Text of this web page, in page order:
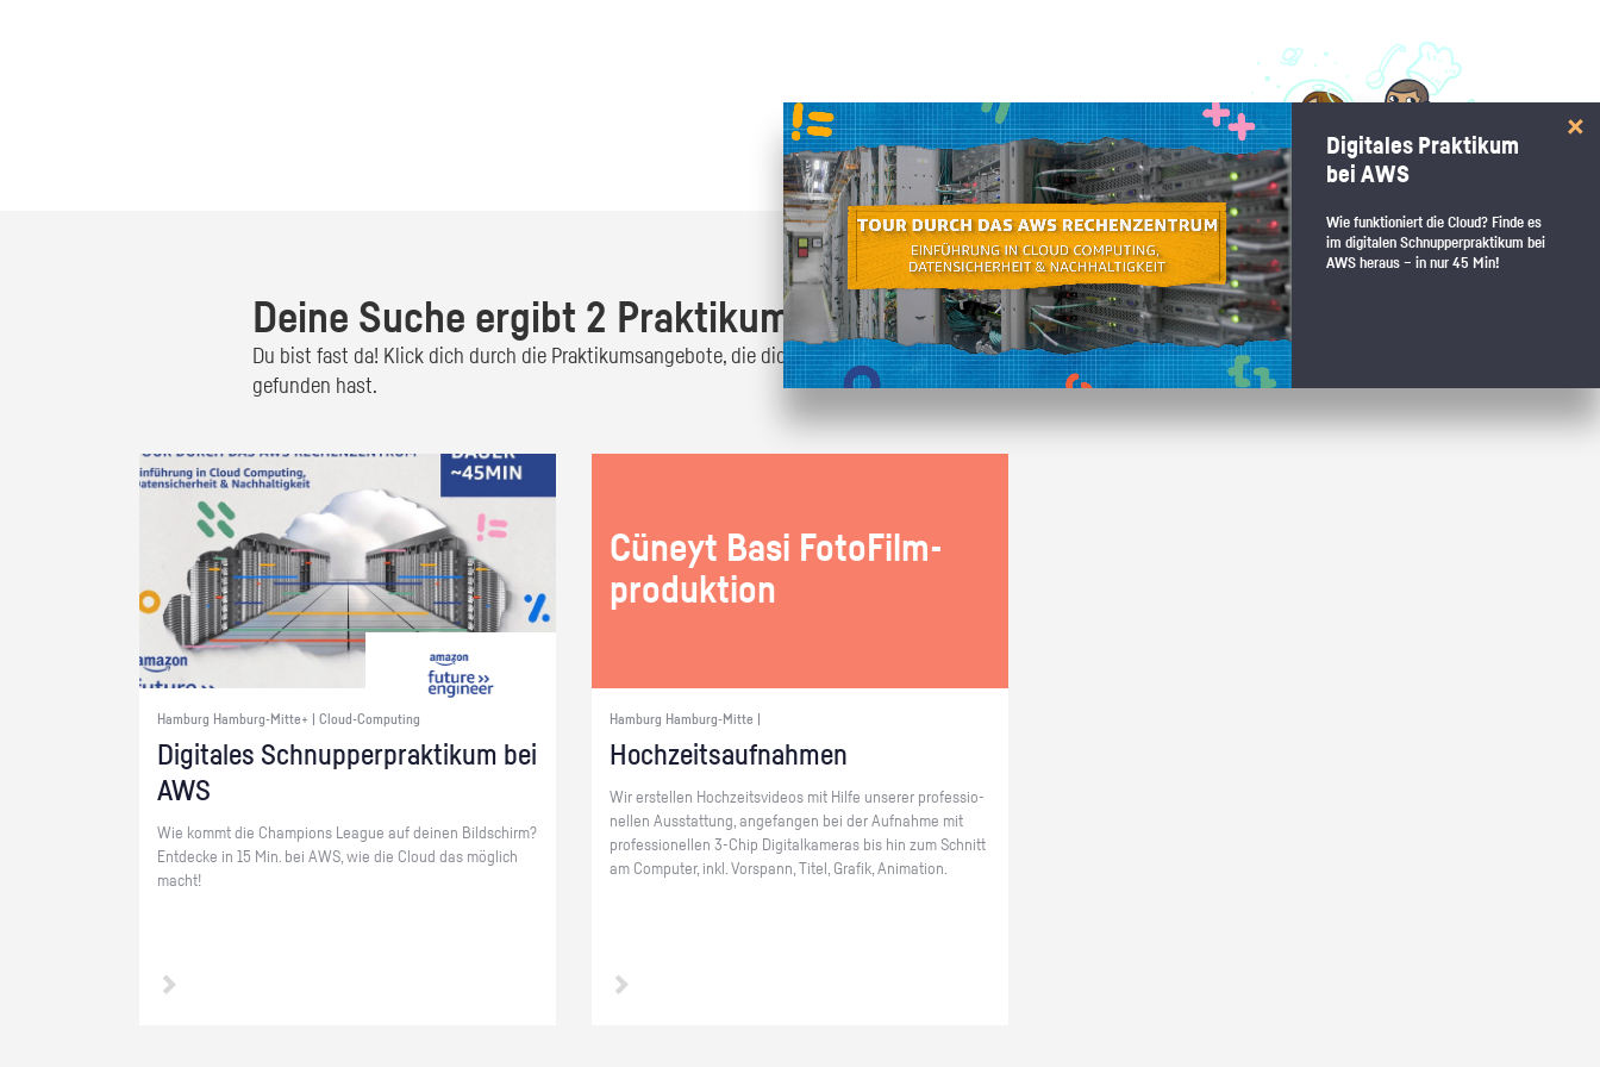
Oder finde heraus was dich interessiert:
zum Stärkentest.
Deine Suche ergibt 2 Praktikumsangebote!
Du bist fast da! Klick dich durch die Praktikumsangebote, die dich interessieren und bewirb dich wenn du den passenden Platz
gefunden hast.
Hamburg Hamburg-Mitte+ | Cloud-Computing
Di­gi­ta­les Schnup­per­prak­ti­kum bei
AWS
Wie kommt die Cham­pi­ons Le­ague auf dei­nen Bild­schirm?
Ent­de­cke in 15 Min. bei AWS, wie die Cloud das mög­lich
macht!
Cü­neyt Basi Fo­to­Film­
pro­duk­ti­on
Hamburg Hamburg-Mitte |
Hoch­zeits­auf­nah­men
Wir er­stel­len Hoch­zeits­vi­de­os mit Hilfe un­se­rer pro­fes­sio­
nel­len Aus­stat­tung, an­ge­fan­gen bei der Auf­nah­me mit
pro­fes­sio­nel­len 3-Chip Di­gi­tal­ka­me­ras bis hin zum Schnitt
am Com­pu­ter, inkl. Vor­spann, Titel, Gra­fik, Ani­ma­ti­on.
Digitales Praktikum
bei AWS
Wie funktioniert die Cloud? Finde es
im digitalen Schnupperpraktikum bei
AWS heraus – in nur 45 Min!